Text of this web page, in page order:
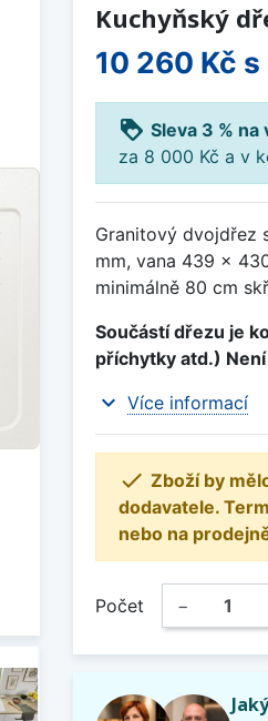
Kuchyňský
10 260 Kč s
loyalty Sleva 3 %
za 8 000 Kč a v
Granitový dvojdřez
mm, vana 439 x
minimálně 80 cm
Součástí dřezu je
příchytky atd.)
expand_more Více informací
 Zboží by
dodavatele.
nebo na
Počet −